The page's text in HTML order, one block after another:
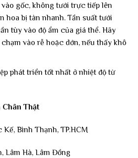
gốc, không tưới trực tiếp lên
hoa bị tàn nhanh. Tần suất tưới
tùy vào độ ẩm của giá thể. Hãy
vào rễ hoặc dớn, nếu thấy khô
phát triển tốt nhất ở nhiệt độ từ
Thật
Bình Thạnh, TP.HCM
Lâm Hà, Lâm Đồng